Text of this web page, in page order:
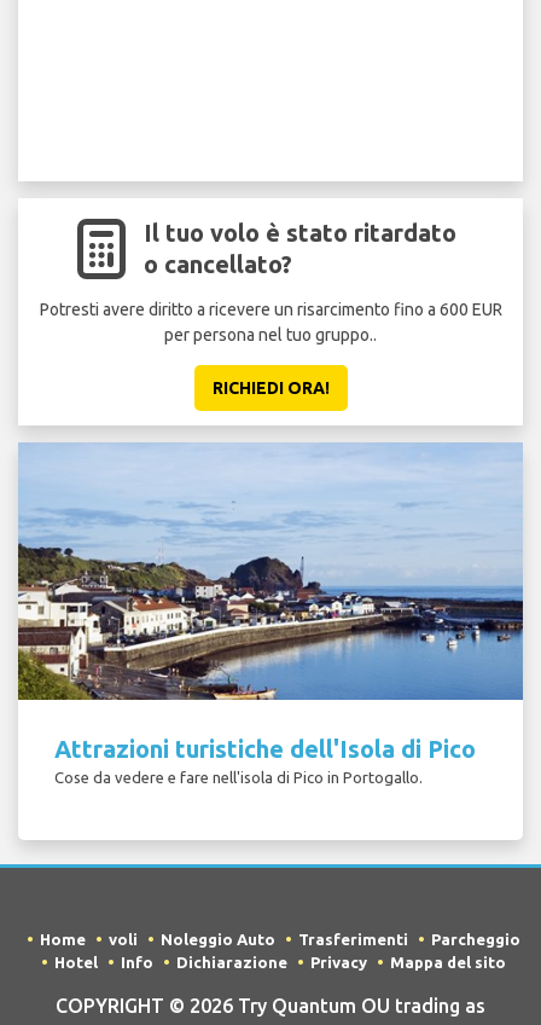
Il tuo volo è stato ritardato
o cancellato?
Potresti avere diritto a ricevere un risarcimento fino a 600 EUR
per persona nel tuo gruppo..
RICHIEDI ORA!
Attrazioni turistiche dell'Isola di Pico
Cose da vedere e fare nell'isola di Pico in Portogallo.
Home voli Noleggio Auto Trasferimenti
Parcheggio
Hotel
Info Dichiarazione Privacy Mappa del sito
COPYRIGHT © 2026 Try Quantum OU trading as